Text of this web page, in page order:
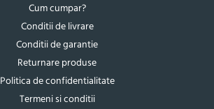
Cum cumpar?
Conditii de livrare
Conditii de garantie
Returnare produse
Politica de confidentialitate
Termeni si conditii